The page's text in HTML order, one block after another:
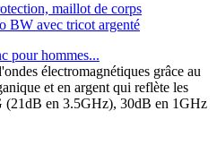
pour hommes...
électromagnétiques grâce au
et en argent qui reflète les
(21dB en 3.5GHz), 30dB en 1GHz